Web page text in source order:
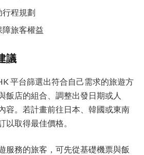
程規劃
旅客權益
議
平台篩選出符合自己需求的旅遊方
飯店的組合、調整出發日期或人
容。若計畫前往日本、韓國或東南
以取得最佳價格。
服務的旅客，可先從基礎機票與飯